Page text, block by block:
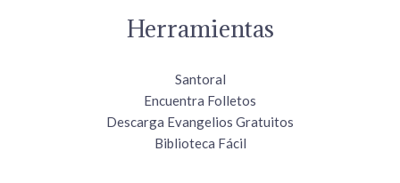
Herramientas
Santoral
Encuentra Folletos
Descarga Evangelios Gratuitos
Biblioteca Fácil